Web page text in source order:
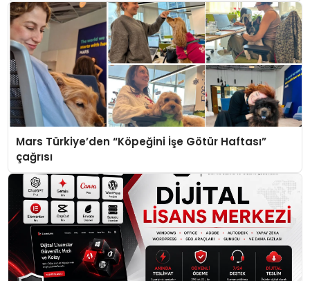
Mars Türkiye’den “Köpeğini İşe Götür Haftası”
çağrısı